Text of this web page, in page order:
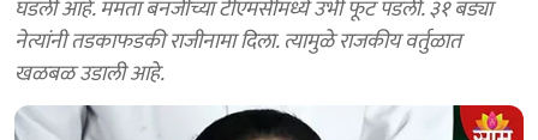
घडली आहे. ममता बॅनर्जीच्या टीएमसीमध्ये उभी फूट पडली. ३१ बड्या
नेत्यांनी तडकाफडकी राजीनामा दिला. त्यामुळे राजकीय वर्तुळात
खळबळ उडाली आहे.